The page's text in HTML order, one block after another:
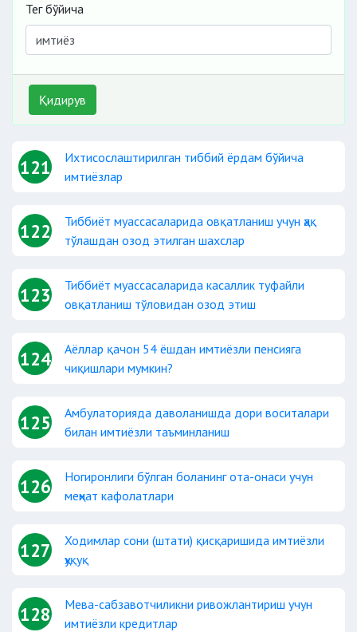
Тег бўйича
Қидирув
121
Ихтисослаштирилган тиббий ёрдам бўйича
имтиёзлар
122
Тиббиёт муассасаларида овқатланиш учун ҳақ
тўлашдан озод этилган шахслар
123
Тиббиёт муассасаларида касаллик туфайли
овқатланиш тўловидан озод этиш
124
Аёллар қачон 54 ёшдан имтиёзли пенсияга
чиқишлари мумкин?
125
Амбулаторияда даволанишда дори воситалари
билан имтиёзли таъминланиш
126
Ногиронлиги бўлган боланинг ота-онаси учун
меҳнат кафолатлари
127
Ходимлар сони (штати) қисқаришида имтиёзли
ҳуқуқ
128
Мева-сабзавотчиликни ривожлантириш учун
имтиёзли кредитлар